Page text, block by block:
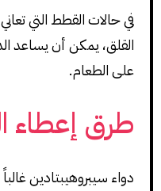
في حالات القطط التي
القلق، يمكن أن يساعد
على الطعام.
طرق إعطاء
دواء سيبروهيبتادين